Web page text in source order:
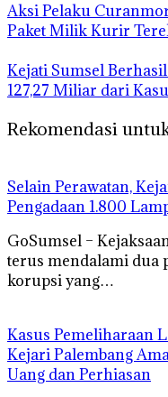
Aksi Pelaku
Paket Milik Kurir
Kejati Sumsel
127,27 Miliar dari
Rekomendasi
Selain Perawatan,
Pengadaan 1.800
GoSumsel –
terus mendalami dua
korupsi yang…
Kasus Pemeliharaan
Kejari Palembang
Uang dan Perhiasan